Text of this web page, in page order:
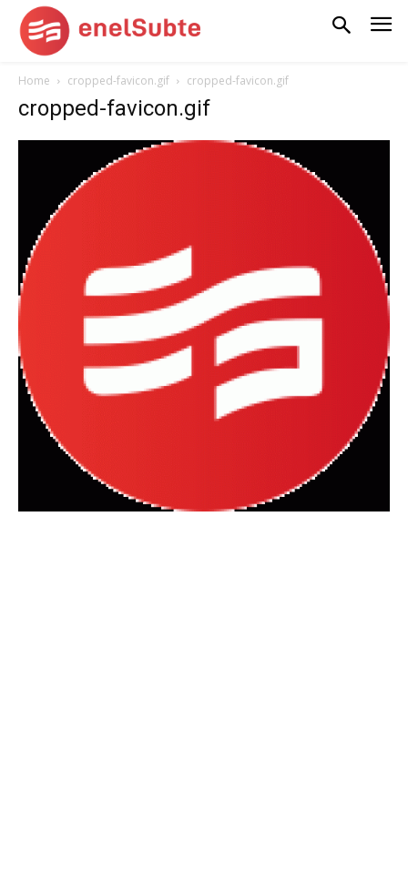
Home cropped-favicon.gif cropped-favicon.gif
cropped-favicon.gif